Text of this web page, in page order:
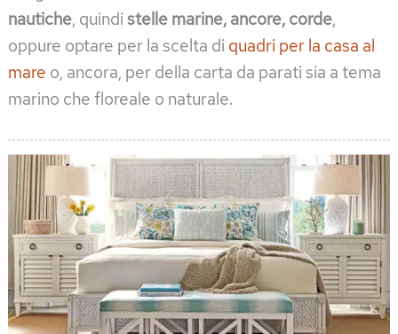
nautiche, quindi stelle marine, ancore, corde,
oppure optare per la scelta di quadri per la casa al
mare o, ancora, per della carta da parati sia a tema
marino che floreale o naturale.